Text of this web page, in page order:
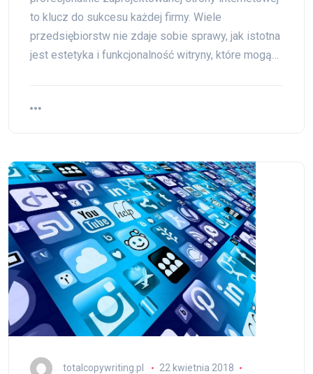
to klucz do sukcesu każdej firmy. Wiele
przedsiębiorstw nie zdaje sobie sprawy, jak istotna
jest estetyka i funkcjonalność witryny, które mogą…
totalcopywriting.pl
22 kwietnia 2018